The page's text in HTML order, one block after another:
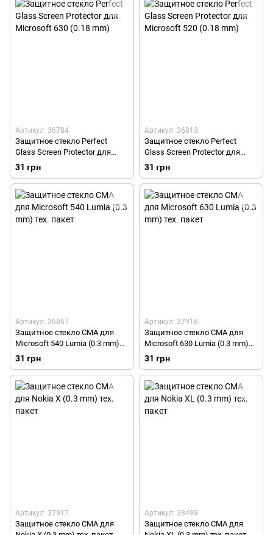
Артикул: 36784
Защитное стекло Perfect
Glass Screen Protector для
Microsoft 630 (0.18 mm)
31 грн
Артикул: 36813
Защитное стекло Perfect
Glass Screen Protector для
Microsoft 520 (0.18 mm)
31 грн
Артикул: 36867
Защитное стекло СМА для
Microsoft 540 Lumia (0.3 mm)
тех. пакет
31 грн
Артикул: 37916
Защитное стекло СМА для
Microsoft 630 Lumia (0.3 mm)
тех. пакет
31 грн
Артикул: 37917
Защитное стекло СМА для
Артикул: 38499
Защитное стекло СМА для